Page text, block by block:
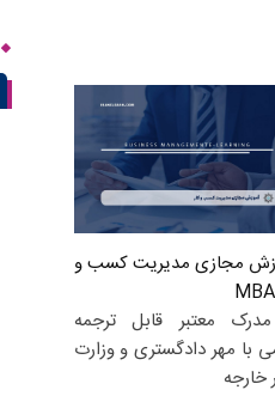
مجازی مدیریت کسب و
معتبر قابل ترجمه
با مهر دادگستری و وزارت
خارجه